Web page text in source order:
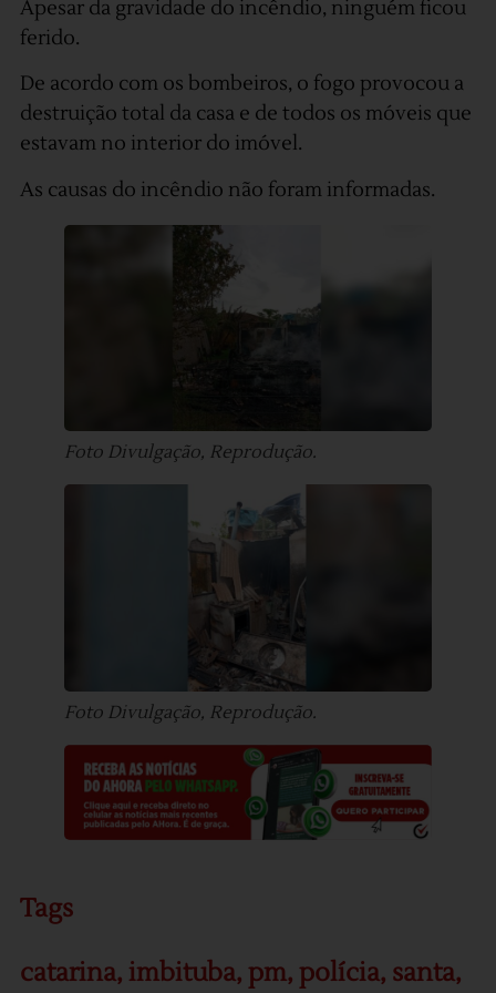
Apesar da gravidade do incêndio, ninguém ficou
ferido.
De acordo com os bombeiros, o fogo provocou a
destruição total da casa e de todos os móveis que
estavam no interior do imóvel.
As causas do incêndio não foram informadas.
Foto Divulgação, Reprodução.
Foto Divulgação, Reprodução.
Tags
catarina, imbituba, pm, polícia, santa,